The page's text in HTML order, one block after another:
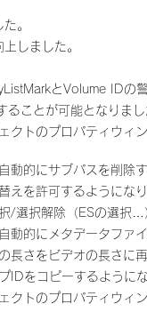
。
しました。
とVolume IDの
ことが可能となりまし
クトのプロパティウィ
的にサブパスを削除
えを許可するようになり
/選択解除（ESの選択…
動的にメタデータファ
さをビデオの長さに
IDをコピーするようにな
トのプロパティウィ